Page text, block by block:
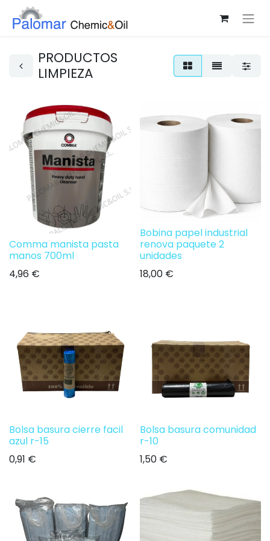
PRODUCTOS
LIMPIEZA
Comma manista pasta
manos 700ml
4,96 €
Bobina papel industrial
renova paquete 2
unidades
18,00€
Bolsa basura cierre facil
azul r-15
0,91 €
Bolsa basura comunidad
r-10
1,50€